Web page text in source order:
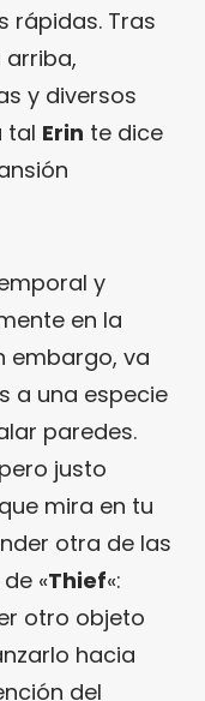
rápidas. Tras
y diversos
tal Erin te dice
y
en la
embargo, va
a una especie
paredes.
justo
mira en tu
otra de las
«Thief«:
otro objeto
hacia
del